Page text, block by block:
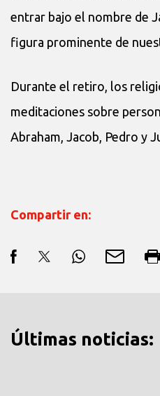
entrar bajo el nombre de
figura prominente de
Durante el retiro, los
meditaciones sobre
Abraham, Jacob, Pedro y
Compartir en:
Últimas noticias: